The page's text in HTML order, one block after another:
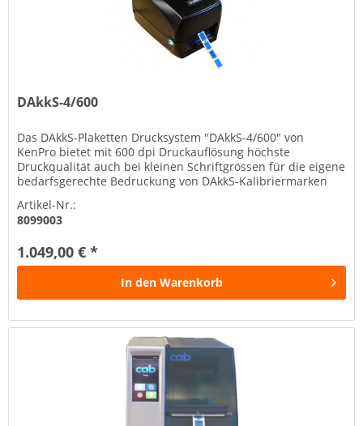
DAkkS-4/600
Das DAkkS-Plaketten Drucksystem "DAkkS-4/600" von
KenPro bietet mit 600 dpi Druckauflösung höchste
Druckqualität auch bei kleinen Schriftgrössen für die eigene
bedarfsgerechte Bedruckung von DAkkS-Kalibriermarken
Artikel-Nr.:
8099003
1.049,00 € *
In den Warenkorb